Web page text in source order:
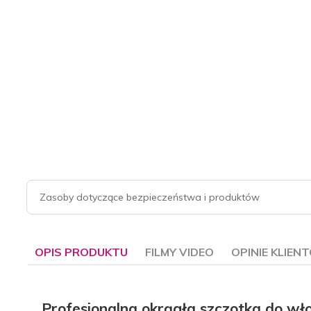
Zasoby dotyczące bezpieczeństwa i produktów
OPIS PRODUKTU FILMY VIDEO OPINIE